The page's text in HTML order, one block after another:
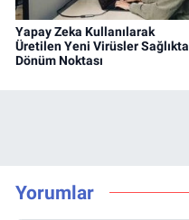
Yapay Zeka Kullanılarak
Üretilen Yeni Virüsler Sağlıkta
Dönüm Noktası
Yorumlar